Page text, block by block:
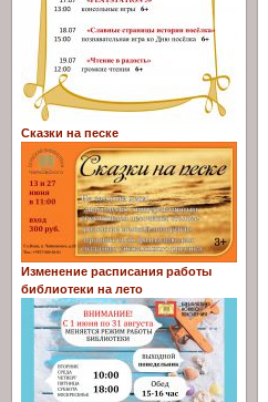
Сказки на песке
Изменение расписания работы
библиотеки на лето